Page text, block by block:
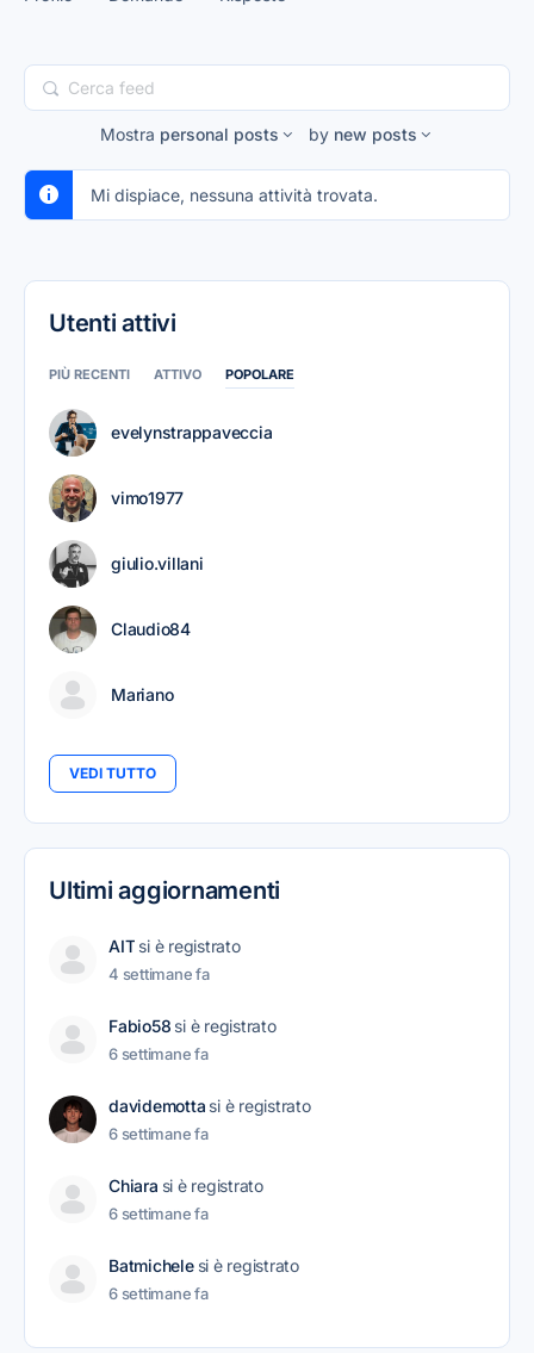
Cerca
feed
Mostra personal posts by new posts
Mi dispiace, nessuna attività trovata.
Utenti attivi
PIÙ RECENTI ATTIVO POPOLARE
evelynstrappaveccia
vimo1977
giulio.villani
Claudio84
Mariano
VEDI TUTTO
Ultimi aggiornamenti
AIT si è registrato
4 settimane fa
Fabio58 si è registrato
6 settimane fa
davidemotta si è registrato
6 settimane fa
Chiara si è registrato
6 settimane fa
Batmichele si è registrato
6 settimane fa